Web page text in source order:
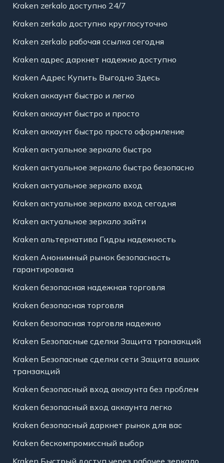
Kraken zerkalo доступно 24/7
Kraken zerkalo доступно круглосуточно
Kraken zerkalo рабочая ссылка сегодня
Kraken адрес даркнет надежно доступно
Kraken Адрес Купить Выгодно Здесь
Kraken аккаунт быстро и легко
Kraken аккаунт быстро и просто
Kraken аккаунт быстро просто оформление
Kraken актуальное зеркало быстро
Kraken актуальное зеркало быстро безопасно
Kraken актуальное зеркало вход
Kraken актуальное зеркало вход сегодня
Kraken актуальное зеркало зайти
Kraken альтернатива Гидры надежность
Kraken Анонимный рынок безопасность
гарантирована
Kraken безопасная надежная торговля
Kraken безопасная торговля
Kraken безопасная торговля надежно
Kraken Безопасные сделки Защита транзакций
Kraken Безопасные сделки сети Защита ваших
транзакций
Kraken безопасный вход аккаунта без проблем
Kraken безопасный вход аккаунта легко
Kraken безопасный даркнет рынок для вас
Kraken бескомпромиссный выбор